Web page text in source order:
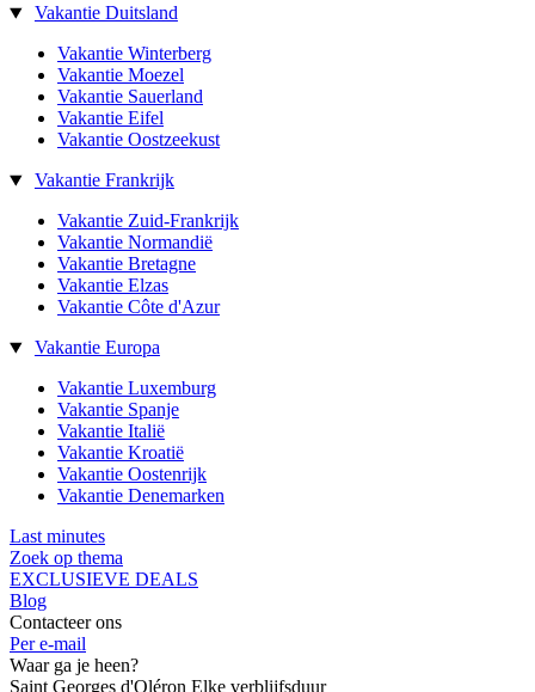
Vakantie Duitsland
Vakantie Winterberg
Vakantie Moezel
Vakantie Sauerland
Vakantie Eifel
Vakantie Oostzeekust
Vakantie Frankrijk
Vakantie Zuid-Frankrijk
Vakantie Normandië
Vakantie Bretagne
Vakantie Elzas
Vakantie Côte d'Azur
Vakantie Europa
Vakantie Luxemburg
Vakantie Spanje
Vakantie Italië
Vakantie Kroatië
Vakantie Oostenrijk
Vakantie Denemarken
Last minutes
Zoek op thema
EXCLUSIEVE DEALS
Blog
Contacteer ons
Per e-mail
Waar ga je heen?
Saint Georges d'Oléron Elke verblijfsduur